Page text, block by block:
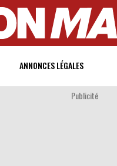
ANNONCES LÉGALES
Publicité